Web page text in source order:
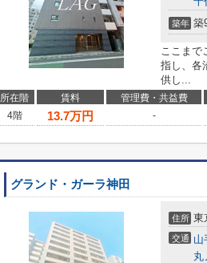
築年 築
ここまで
指し、各
供し...
所在階 賃料 管理費・共益費
4階
13.7万円 -
グランド・ガーラ神田
住所 東
交通 山
丸